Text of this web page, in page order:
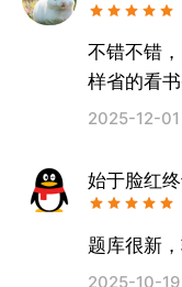
不错不错
样省的看
2025-12-01
始于脸红
题库很新
2025-10-19